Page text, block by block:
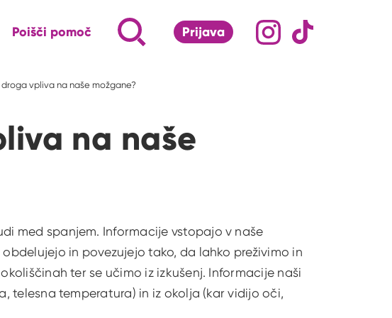
Poišči pomoč
Iskalnik za iskanje po strani
Napiši, kaj te zanima ...
S klikom na lupo odpri iskalnik
Prijava
Družabna omrežja
droga vpliva na naše možgane?
na naše
med spanjem. Informacije vstopajo v naše
in povezujejo tako, da lahko preživimo in
ter se učimo iz izkušenj. Informacije naši
telesna temperatura) in iz okolja (kar vidijo oči,